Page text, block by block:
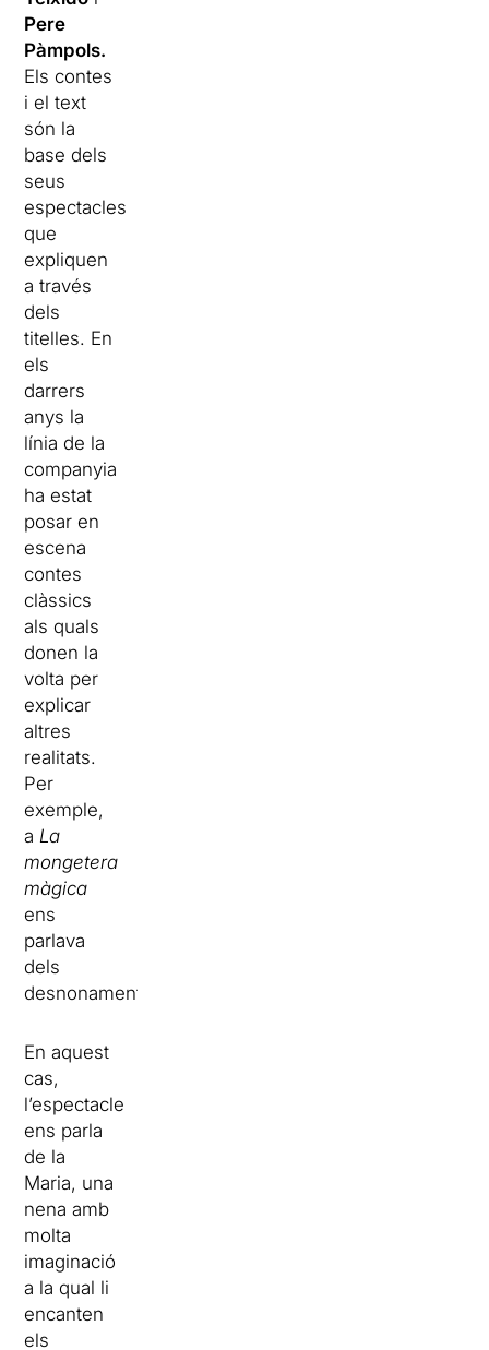
Pere
Pàmpols.
Els contes
i el text
són la
base dels
seus
espectacles
que
expliquen
a través
dels
titelles. En
els
darrers
anys la
línia de la
companyia
ha estat
posar en
escena
contes
clàssics
als quals
donen la
volta per
explicar
altres
realitats.
Per
exemple,
a La
mongetera
màgica
ens
parlava
dels
desnonaments.
En aquest
cas,
l’espectacle
ens parla
de la
Maria, una
nena amb
molta
imaginació
a la qual li
encanten
els